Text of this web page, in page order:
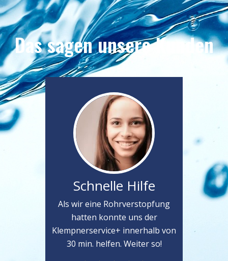
Das sagen unsere Kunden
Schnelle Hilfe
Als wir eine Rohrverstopfung
hatten konnte uns der
Klempnerservice+ innerhalb von
30 min. helfen. Weiter so!